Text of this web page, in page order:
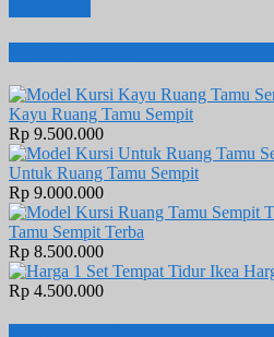
Kayu Ruang Tamu Sempit
Rp 9.500.000
Untuk Ruang Tamu Sempit
Rp 9.000.000
Tamu Sempit Terba
Rp 8.500.000
Rp 4.500.000